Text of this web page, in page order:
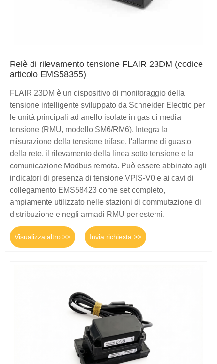
Relè di rilevamento tensione FLAIR 23DM (codice
articolo EMS58355)
FLAIR 23DM è un dispositivo di monitoraggio della
tensione intelligente sviluppato da Schneider Electric per
le unità principali ad anello isolate in gas di media
tensione (RMU, modello SM6/RM6). Integra la
misurazione della tensione trifase, l'allarme di guasto
della rete, il rilevamento della linea sotto tensione e la
comunicazione Modbus remota. Può essere abbinato agli
indicatori di presenza di tensione VPIS-V0 e ai cavi di
collegamento EMS58423 come set completo,
ampiamente utilizzato nelle stazioni di commutazione di
distribuzione e negli armadi RMU per esterni.
Visualizza altro >> Invia richiesta >>